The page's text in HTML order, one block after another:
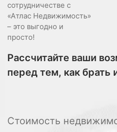
сотрудничестве с
«Атлас Недвижимость»
– это выгодно и
просто!
Рассчитайте ваши
перед тем, как брать
Стоимость